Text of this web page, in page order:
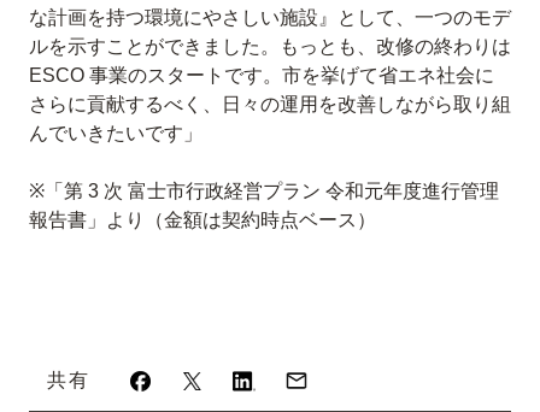
な計画を持つ環境にやさしい施設』として、一つのモデ
ルを示すことができました。もっとも、改修の終わりは
ESCO 事業のスタートです。市を挙げて省エネ社会に
さらに貢献するべく、日々の運用を改善しながら取り組
んでいきたいです」
※「第 3 次 富士市行政経営プラン 令和元年度進行管理
報告書」より（金額は契約時点ベース）
共有